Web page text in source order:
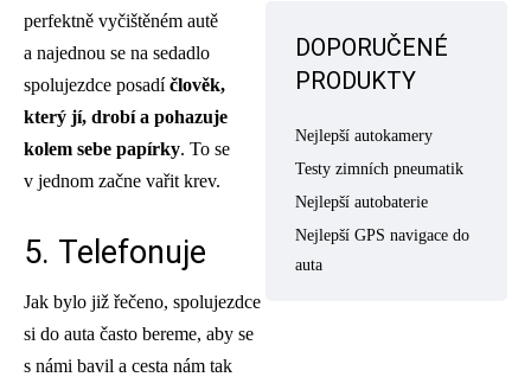
perfektně vyčištěném autě
a najednou se na sedadlo
spolujezdce posadíčlověk,
který jí, drobí a pohazuje
kolem sebe papírky. To se
v jednom začne vařit krev.
5. Telefonuje
Jak bylo již řečeno, spolujezdce
si do auta často bereme, aby se
s námi bavil a cesta nám tak
DOPORUČENÉ
PRODUKTY
Nejlepší autokamery
Testy zimních pneumatik
Nejlepší autobaterie
Nejlepší GPS navigace do
auta